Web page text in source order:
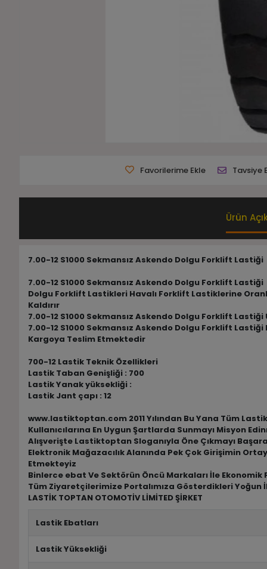
Favorilerime Ekle Tavsiye
Ürün
7.00-12 S1000 Sekmansız Askendo Dolgu Forklift Lastiği
7.00-12 S1000 Sekmansız Askendo Dolgu Forklift Lastiği
Dolgu Forklift Lastikleri Havalı Forklift Lastiklerine
Kaldırır
7.00-12 S1000 Sekmansız Askendo Dolgu Forklift
7.00-12 S1000 Sekmansız Askendo Dolgu Forklift
Kargoya Teslim Etmektedir
700-12 Lastik Teknik Özellikleri
Lastik Taban Genişliği : 700
Lastik Yanak yüksekliği :
Lastik Jant çapı : 12
www.lastiktoptan.com 2011 Yılından Bu Yana Tüm
Kullanıcılarına En Uygun Şartlarda Sunmayı Misyon
Alışverişte Lastiktoptan Sloganıyla Öne Çıkmayı
Elektronik Mağazacılık Alanında Pek Çok Girişimin
Etmekteyiz
Binlerce ebat Ve Sektörün Öncü Markaları İle
Tüm Ziyaretçilerimize Portalımıza Gösterdikleri Yoğun
LASTİK TOPTAN OTOMOTİV LİMİTED ŞİRKET
Lastik Ebatları
Lastik Yüksekliği